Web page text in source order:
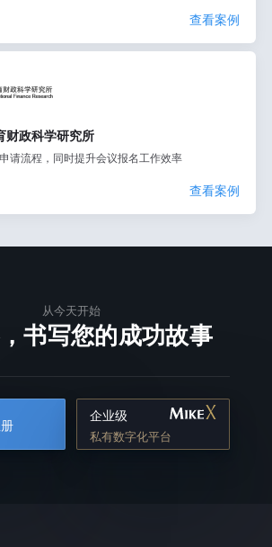
查看案例
财政科学研究所
请流程，同时提升会议报名工作效率
查看案例
从今天开始
书写您的成功故事
企业级
私有数字化平台